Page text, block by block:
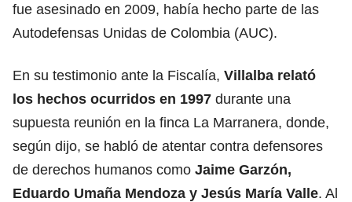
fue asesinado en 2009, había hecho parte de las
Autodefensas Unidas de Colombia (AUC).
En su testimonio ante la Fiscalía, Villalba relató
los hechos ocurridos en 1997 durante una
supuesta reunión en la finca La Marranera, donde,
según dijo, se habló de atentar contra defensores
de derechos humanos como Jaime Garzón,
Eduardo Umaña Mendoza y Jesús María Valle. Al